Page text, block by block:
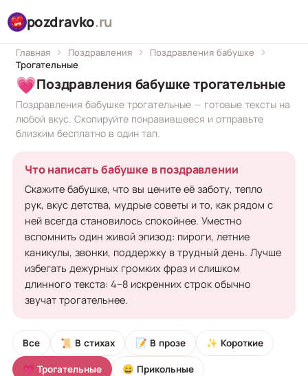
pozdravko.ru
Главная Поздравления
Поздравления бабушке
Трогательные
💗Поздравления бабушке трогательные
Поздравления бабушке трогательные — готовые тексты на
любой вкус. Скопируйте понравившееся и отправьте
близким бесплатно в один тап.
Что написать бабушке в поздравлении
Скажите бабушке, что вы цените её заботу, тепло
рук, вкус детства, мудрые советы и то, как рядом с
ней всегда становилось спокойнее. Уместно
вспомнить один живой эпизод: пироги, летние
каникулы, звонки, поддержку в трудный день. Лучше
избегать дежурных громких фраз и слишком
длинного текста: 4–8 искренних строк обычно
звучат трогательнее.
Все 📜 В стихах 📝 В прозе ✨ Короткие
💗 Трогательные 😄 Прикольные